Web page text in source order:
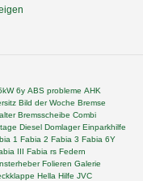
6y ABS probleme AHK
Bild der Woche Bremse
Bremsscheibe Combi
Diesel Domlager Einparkhilfe
1 Fabia 2 Fabia 3 Fabia 6Y
III Fabia rs Federn
Folieren Galerie
Hella Hilfe JVC